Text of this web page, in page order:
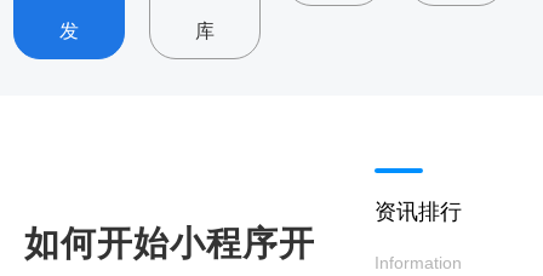
发 库
如何开始小程序开
资讯排行
Information